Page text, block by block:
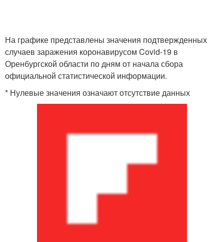
На графике представлены значения подтвержденных
случаев заражения коронавирусом Covid-19 в
Оренбургской области по дням от начала сбора
официальной статистической информации.
* Нулевые значения означают отсутствие данных